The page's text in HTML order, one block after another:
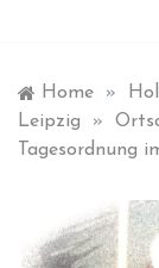
Home »
Leipzig
»
Tagesordnung